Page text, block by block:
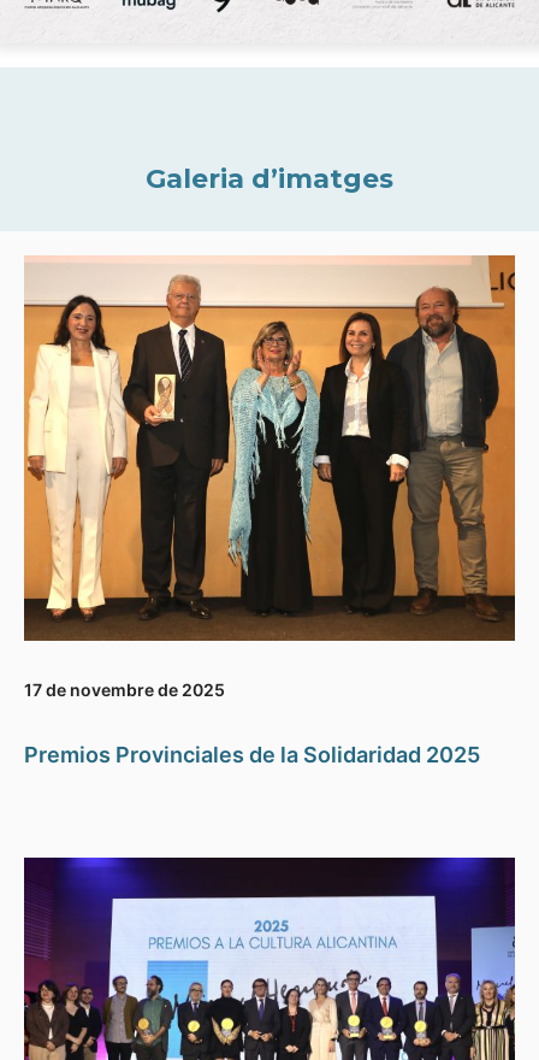
Galeria d’imatges
17 de novembre de 2025
Premios Provinciales de la Solidaridad 2025